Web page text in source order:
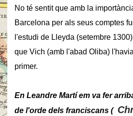
No té sentit que amb la
Barcelona per als seus comptes
l'estudi de Lleyda (setembre
que Vich (amb l'abad Oliba)
primer.
En Leandre Martí em va fer
de l'orde dels franciscans (